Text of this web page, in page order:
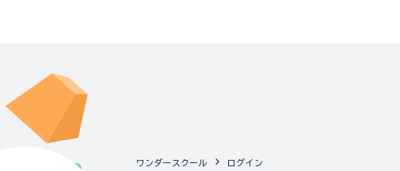
ワンダースクール ログイン